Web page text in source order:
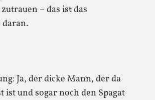
– das ist das
daran.
Ja, der dicke Mann, der da
ist und sogar noch den Spagat